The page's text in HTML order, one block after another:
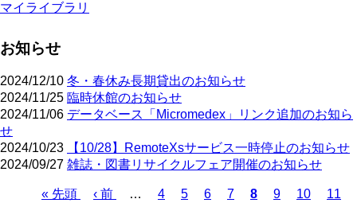
マイライブラリ
お知らせ
2024/12/10 冬・春休み長期貸出のお知らせ
2024/11/25 臨時休館のお知らせ
2024/11/06 データベース「Micromedex」リンク追加のお知ら
せ
2024/10/23
【10/28】RemoteXsサービス一時停止のお知らせ
2024/09/27 雑誌・図書リサイクルフェア開催のお知らせ
先
« 先頭
前
‹ 前 …
ペ
4
ペ
5
ペ
6
ペ
7
カ
8
ペ
9
ペ
10
ペ
11